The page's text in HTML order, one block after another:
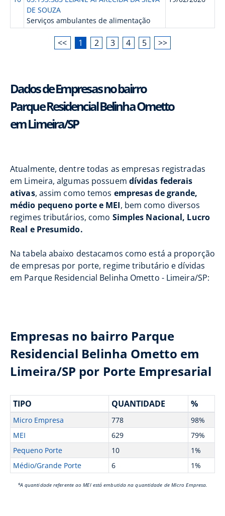
DE SOUZA
Serviços ambulantes de alimentação
<< 1 2 3 4 5 >>
Dados de Empresas no bairro
Parque Residencial Belinha Ometto
em Limeira/SP
Atualmente, dentre todas as empresas registradas
em Limeira, algumas possuem dívidas federais
ativas, assim como temos empresas de grande,
médio pequeno porte e MEI, bem como diversos
regimes tributários, como Simples Nacional, Lucro
Real e Presumido.
Na tabela abaixo destacamos como está a proporção
de empresas por porte, regime tributário e dívidas
em Parque Residencial Belinha Ometto - Limeira/SP:
Empresas no bairro Parque
Residencial Belinha Ometto em
Limeira/SP por Porte Empresarial
TIPO QUANTIDADE %
Micro Empresa 778
98%
MEI
629
79%
Pequeno Porte
10
1%
Médio/Grande Porte
6 1%
*A quantidade referente ao MEI está embutida na quantidade de Micro Empresa.